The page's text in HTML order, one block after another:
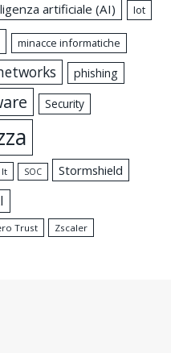
artificiale (AI) Iot
minacce informatiche
phishing
Security
SOC Stormshield
Trust Zscaler